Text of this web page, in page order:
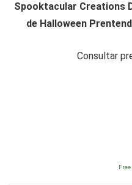
Spooktacular Creations
de Halloween
Consultar